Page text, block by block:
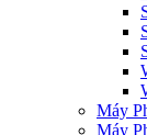
Máy
Máy